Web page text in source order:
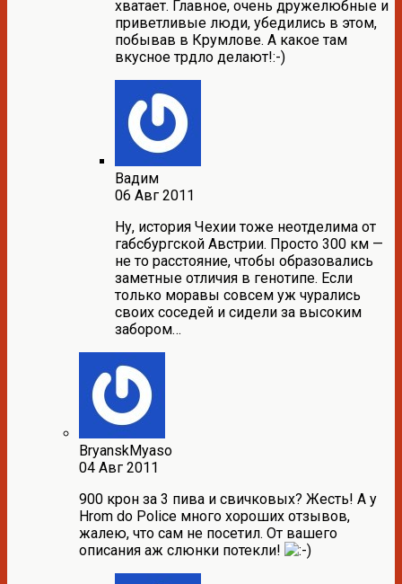
хватает. Главное, очень дружелюбные и
приветливые люди, убедились в этом,
побывав в Крумлове. А какое там
вкусное трдло делают!:-)
Вадим
06 Авг 2011
Ну, история Чехии тоже неотделима от
габсбургской Австрии. Просто 300 км —
не то расстояние, чтобы образовались
заметные отличия в генотипе. Если
только моравы совсем уж чурались
своих соседей и сидели за высоким
забором…
BryanskMyaso
04 Авг 2011
900 крон за 3 пива и свичковых? Жесть! А у
Hrom do Police много хороших отзывов,
жалею, что сам не посетил. От вашего
описания аж слюнки потекли!